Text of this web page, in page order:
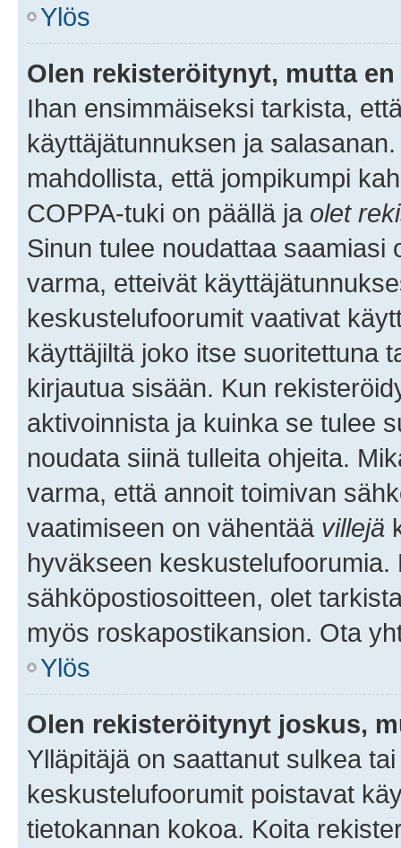
Ylös
Olen rekisteröitynyt, mutta
Ihan ensimmäiseksi tarkista,
käyttäjätunnuksen ja
mahdollista, että jompikumpi
COPPA-tuki on päällä ja olet
Sinun tulee noudattaa saamiasi
varma, etteivät
keskustelufoorumit vaativat
käyttäjiltä joko itse suoritettuna
kirjautua sisään. Kun
aktivoinnista ja kuinka se tulee
noudata siinä tulleita ohjeita.
varma, että annoit toimivan
vaatimiseen on vähentää villejä
hyväkseen
sähköpostiosoitteen, olet
myös roskapostikansion. Ota
Ylös
Olen rekisteröitynyt joskus,
Ylläpitäjä on saattanut sulkea
keskustelufoorumit poistavat
tietokannan kokoa. Koita